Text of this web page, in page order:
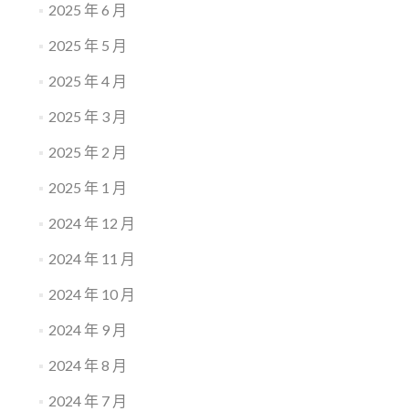
2025 年 6 月
2025 年 5 月
2025 年 4 月
2025 年 3 月
2025 年 2 月
2025 年 1 月
2024 年 12 月
2024 年 11 月
2024 年 10 月
2024 年 9 月
2024 年 8 月
2024 年 7 月